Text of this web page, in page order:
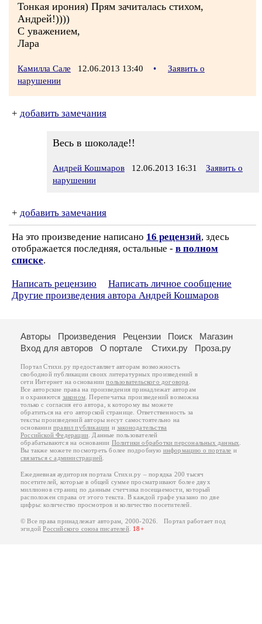
Тонкая ирония) Прям зачиталась стихом,
Андрей!))))
С уважением,
Лара
Камилла Сале 12.06.2013 13:40 •
Заявить о
нарушении
+ добавить замечания
Весь в шоколаде!!
Андрей Кошмаров 12.06.2013 16:31
Заявить о
нарушении
+ добавить замечания
На это произведение написано 16 рецензий, здесь
отображается последняя, остальные - в полном
списке.
Написать рецензию
Написать личное сообщение
Другие произведения автора Андрей Кошмаров
Авторы Произведения Рецензии Поиск
Магазин
Вход для авторов
О портале Стихи.ру Проза.ру
Портал Стихи.ру предоставляет авторам возможность
свободной публикации своих литературных произведений в
сети Интернет на основаниипользовательского договора
Все авторские права на произведения принадлежат авторам
и охраняются законом . Перепечатка произведений возможна
только с согласия его автора, к которому вы можете
обратиться на его авторской странице. Ответственность за
тексты произведений авторы несут самостоятельно на
основанииправил публикации изаконодательства
Российской Федерации . Данные пользователей
обрабатываются на основании Политики обработки персональных данных
Вы также можете посмотреть более подробную информацию о портале и
связаться с администрацией
Ежедневная аудитория портала Стихи.ру – порядка 200 тысяч
посетителей, которые в общей сумме просматривают более двух
миллионов страниц по данным счетчика посещаемости, который
расположен справа от этого текста. В каждой графе указано по две
цифры: количество просмотров и количество посетителей.
© Все права принадлежат авторам, 2000-2026. Портал работает под
эгидойРоссийского союза писателей. 18+